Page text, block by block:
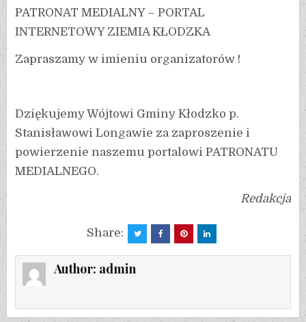
PATRONAT MEDIALNY – PORTAL
INTERNETOWY ZIEMIA KŁODZKA
Zapraszamy w imieniu organizatorów !
Dziękujemy Wójtowi Gminy Kłodzko p.
Stanisławowi Longawie za zaproszenie i
powierzenie naszemu portalowi PATRONATU
MEDIALNEGO.
Redakcja
Share:
Author: admin